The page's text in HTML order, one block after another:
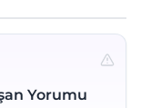
Yorumu